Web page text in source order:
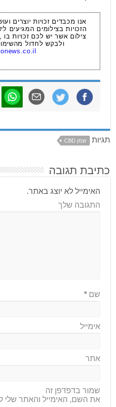
אנו מכבדים זכויות יוצרים
הזכויות בצילומים המגיעים
צילום אשר יש לכם זכויות
ולבקש לחדול
תגיות שמן CBD
כתיבת תגובה
האימייל לא יוצג באתר.
התגובה שלך
שם*
אימייל
אתר
שמור בדפדפן זה
את השם, האימייל והאתר